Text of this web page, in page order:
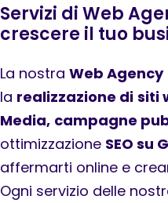
Servizi di Web
crescere il tuo
La nostra Web Agency
la realizzazione di siti
Media, campagne
ottimizzazione SEO su
affermarti online e
Ogni servizio delle